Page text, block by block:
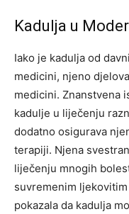
Kadulja u
Iako je kadulja od
medicini, njeno
medicini. Znanstvena
kadulje u liječenju
dodatno osigurava
terapiji. Njena
liječenju mnogih
suvremenim
pokazala da kadulja